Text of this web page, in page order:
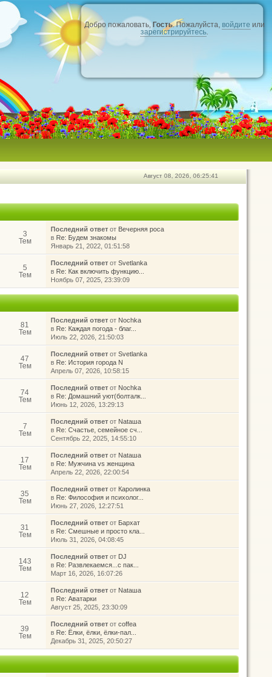
Добро пожаловать,Гость. Пожалуйста, войдите или
зарегистрируйтесь.
Август 08, 2026, 06:25:41
3
Тем
Последний ответот Вечерняя роса
в Re: Будем знакомы
Январь 21, 2022, 01:51:58
5
Тем
Последний ответот Svetlanka
в Re: Как включить функцию...
Ноябрь 07, 2025, 23:39:09
81
Тем
Последний ответот Nochka
в Re: Каждая погода - благ...
Июль 22, 2026, 21:50:03
47
Тем
Последний ответот Svetlanka
в Re: История города N
Апрель 07, 2026, 10:58:15
74
Тем
Последний ответот Nochka
в Re: Домашний уют(болталк...
Июнь 12, 2026, 13:29:13
7
Тем
Последний ответот Nataшa
в Re: Счастье, семейное сч...
Сентябрь 22, 2025, 14:55:10
17
Тем
Последний ответот Nataшa
в Re: Мужчина vs женщина
Апрель 22, 2026, 22:00:54
35
Тем
Последний ответот Каролинка
в Re: Философия и психолог...
Июнь 27, 2026, 12:27:51
31
Тем
Последний ответот Бархат
в Re: Смешные и просто кла...
Июль 31, 2026, 04:08:45
143
Тем
Последний ответот DJ
в Re: Развлекаемся...с пак...
Март 16, 2026, 16:07:26
12
Тем
Последний ответот Nataшa
в Re: Аватарки
Август 25, 2025, 23:30:09
39
Тем
Последний ответот coffea
в Re: Ёлки, ёлки, ёлки-пал...
Декабрь 31, 2025, 20:50:27